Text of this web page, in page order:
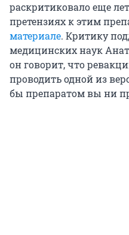
раскритиковало еще
претензиях к этим
материале. Критику
медицинских наук
он говорит, что
проводить одной из
бы препаратом вы ни